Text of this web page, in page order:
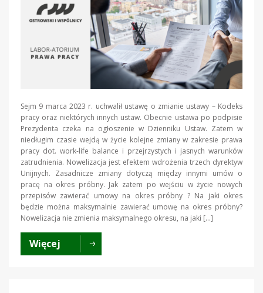
Sejm 9 marca 2023 r. uchwalił ustawę o zmianie ustawy – Kodeks
pracy oraz niektórych innych ustaw. Obecnie ustawa po podpisie
Prezydenta czeka na ogłoszenie w Dzienniku Ustaw. Zatem w
niedługim czasie wejdą w życie kolejne zmiany w zakresie prawa
pracy dot. work-life balance i przejrzystych i jasnych warunków
zatrudnienia. Nowelizacja jest efektem wdrożenia trzech dyrektyw
Unijnych. Zasadnicze zmiany dotyczą między innymi umów o
pracę na okres próbny. Jak zatem po wejściu w życie nowych
przepisów zawierać umowy na okres próbny ? Na jaki okres
będzie można maksymalnie zawierać umowę na okres próbny?
Nowelizacja nie zmienia maksymalnego okresu, na jaki […]
Więcej